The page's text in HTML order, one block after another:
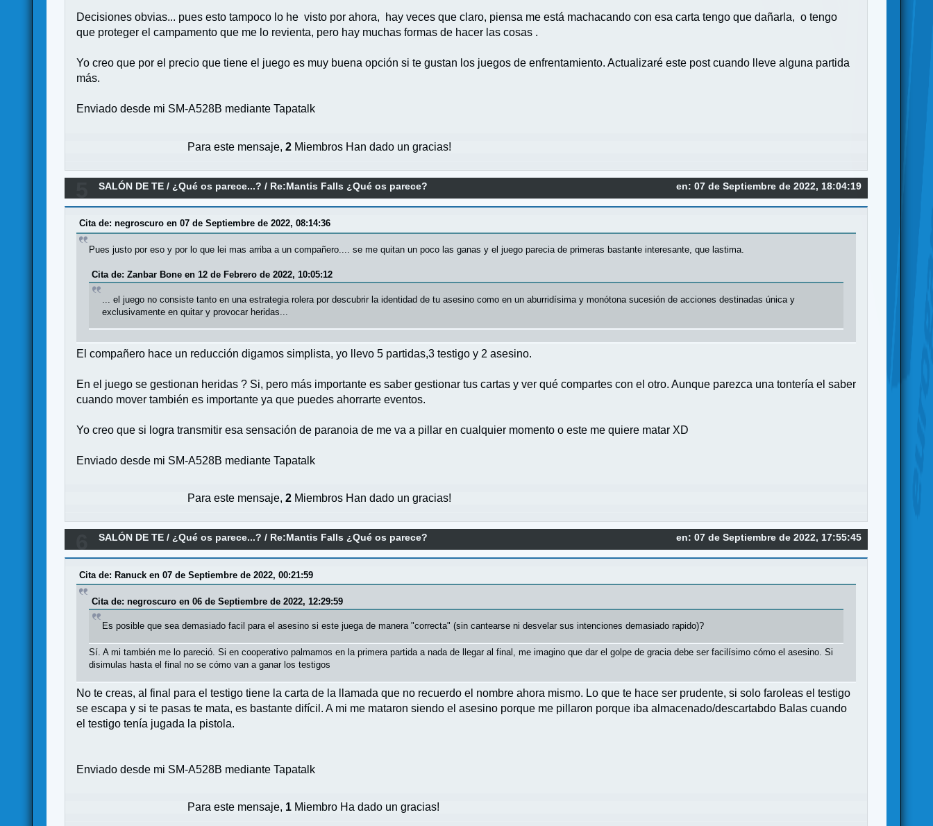
Decisiones obvias... pues esto tampoco lo he visto por ahora, hay veces que claro, piensa me está machacando con esa carta tengo que dañarla, o tengo
que proteger el campamento que me lo revienta, pero hay muchas formas de hacer las cosas .
Yo creo que por el precio que tiene el juego es muy buena opción si te gustan los juegos de enfrentamiento. Actualizaré este post cuando lleve alguna partida
más.
Enviado desde mi SM-A528B mediante Tapatalk
Para este mensaje,2 Miembros Han dado un gracias!
en: 07 de Septiembre de 2022, 18:04:19
SALÓN DE TE / ¿Qué os parece...? / Re:Mantis Falls ¿Qué os parece?
Cita de: negroscuro en 07 de Septiembre de 2022, 08:14:36
Pues justo por eso y por lo que lei mas arriba a un compañero.... se me quitan un poco las ganas y el juego parecia de primeras bastante interesante, que lastima.
Cita de: Zanbar Bone en 12 de Febrero de 2022, 10:05:12
... el juego no consiste tanto en una estrategia rolera por descubrir la identidad de tu asesino como en un aburridísima y monótona sucesión de acciones destinadas única y
exclusivamente en quitar y provocar heridas...
El compañero hace un reducción digamos simplista, yo llevo 5 partidas,3 testigo y 2 asesino.
En el juego se gestionan heridas ? Si, pero más importante es saber gestionar tus cartas y ver qué compartes con el otro. Aunque parezca una tontería el saber
cuando mover también es importante ya que puedes ahorrarte eventos.
Yo creo que si logra transmitir esa sensación de paranoia de me va a pillar en cualquier momento o este me quiere matar XD
Enviado desde mi SM-A528B mediante Tapatalk
Para este mensaje,2 Miembros Han dado un gracias!
en: 07 de Septiembre de 2022, 17:55:45
SALÓN DE TE /¿Qué os parece...? / Re:Mantis Falls ¿Qué os parece?
Cita de: Ranuck en 07 de Septiembre de 2022, 00:21:59
Cita de: negroscuro en 06 de Septiembre de 2022, 12:29:59
Es posible que sea demasiado facil para el asesino si este juega de manera "correcta" (sin cantearse ni desvelar sus intenciones demasiado rapido)?
Sí. A mi también me lo pareció. Si en cooperativo palmamos en la primera partida a nada de llegar al final, me imagino que dar el golpe de gracia debe ser facilísimo cómo el asesino. Si
disimulas hasta el final no se cómo van a ganar los testigos
No te creas, al final para el testigo tiene la carta de la llamada que no recuerdo el nombre ahora mismo. Lo que te hace ser prudente, si solo faroleas el testigo
se escapa y si te pasas te mata, es bastante difícil. A mi me mataron siendo el asesino porque me pillaron porque iba almacenado/descartabdo Balas cuando
el testigo tenía jugada la pistola.
Enviado desde mi SM-A528B mediante Tapatalk
Para este mensaje, 1 Miembro Ha dado un gracias!